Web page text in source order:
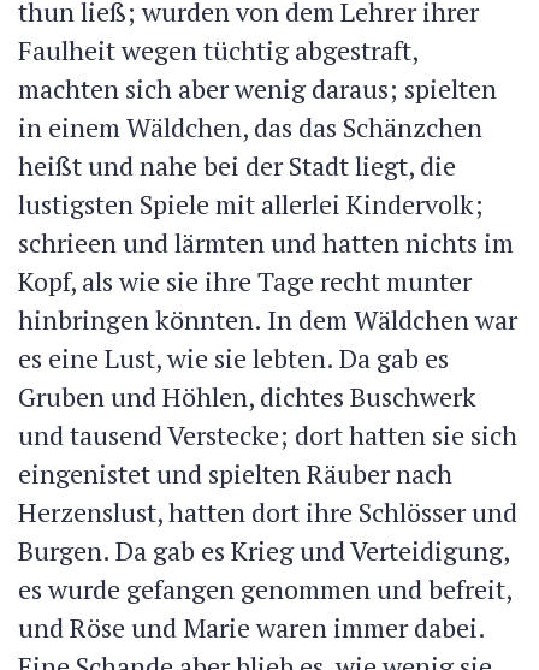
thun ließ; wurden von dem Lehrer ihrer
Faulheit wegen tüchtig abgestraft,
machten sich aber wenig daraus; spielten
in einem Wäldchen, das das Schänzchen
heißt und nahe bei der Stadt liegt, die
lustigsten Spiele mit allerlei Kindervolk;
schrieen und lärmten und hatten nichts im
Kopf, als wie sie ihre Tage recht munter
hinbringen könnten. In dem Wäldchen war
es eine Lust, wie sie lebten. Da gab es
Gruben und Höhlen, dichtes Buschwerk
und tausend Verstecke; dort hatten sie sich
eingenistet und spielten Räuber nach
Herzenslust, hatten dort ihre Schlösser und
Burgen. Da gab es Krieg und Verteidigung,
es wurde gefangen genommen und befreit,
und Röse und Marie waren immer dabei.